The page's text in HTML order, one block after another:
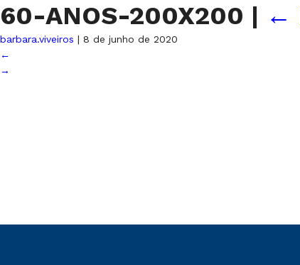
60-ANOS-200X200 | ←
barbara.viveiros | 8 de junho de 2020
←
→